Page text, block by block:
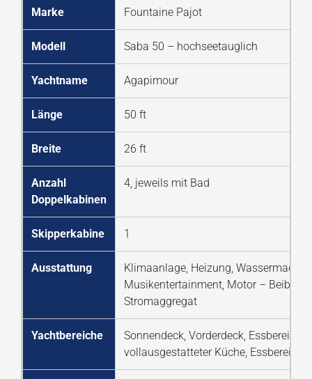
Marke Fountaine Pajot
Modell Saba 50 – hochseetauglich
Yachtname Agapimour
Länge 50 ft
Breite 26 ft
Anzahl
Doppelkabinen
4, jeweils mit Bad
Skipperkabine 1
Ausstattung
Klimaanlage, Heizung,
Musikentertainment, Motor –
Stromaggregat
Yachtbereiche
Sonnendeck, Vorderdeck, Essbereich
vollausgestatteter Küche, Essbereich,